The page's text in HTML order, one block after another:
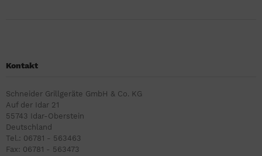
Kontakt
Schneider Grillgeräte GmbH & Co. KG
Auf der Idar 21
55743 Idar-Oberstein
Deutschland
Tel.: 06781 - 563463
Fax: 06781 - 563473